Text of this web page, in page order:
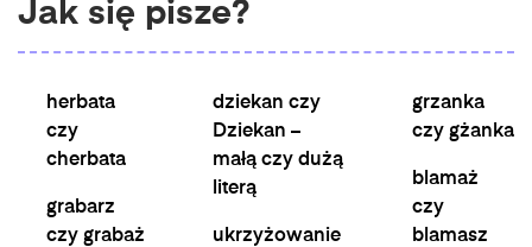
Jak się pisze?
herbata
czy
cherbata
grabarz
czy grabaż
dziekan czy
Dziekan –
małą czy dużą
literą
ukrzyżowanie
grzanka
czy gżanka
blamaż
czy
blamasz